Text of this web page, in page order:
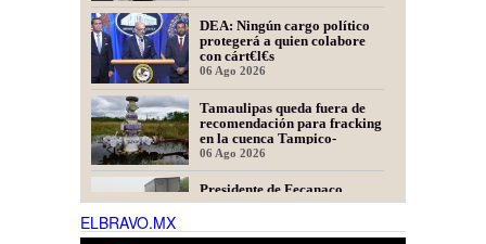
DEA: Ningún cargo político
protegerá a quien colabore
con cárt€l€s
06 Ago 2026
Tamaulipas queda fuera de
recomendación para fracking
en la cuenca Tampico-
Misantla, informa comité
científico
06 Ago 2026
Presidente de Fecanaco
cuestiona retenes en
afirma que generan molestias
06 Ago 2026
ELBRAVO.MX